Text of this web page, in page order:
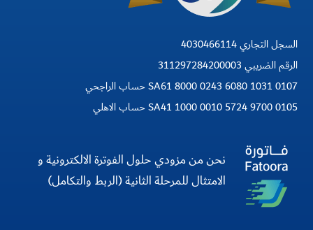
السجل التجاري 4030466114
الرقم الضريبي 311297284200003
SA61 8000 0243 6080 1031 0107 حساب الراجحي
SA41 1000 0010 5724 9700 0105 حساب الاهلي
نحن من مزودي حلول الفوترة الالكترونية و
الامتثال للمرحلة الثانية (الربط والتكامل)